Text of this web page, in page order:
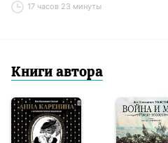
17 часов 23 минуты
Книги автора